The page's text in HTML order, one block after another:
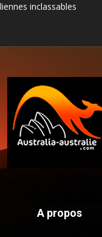
inclassables
A propos